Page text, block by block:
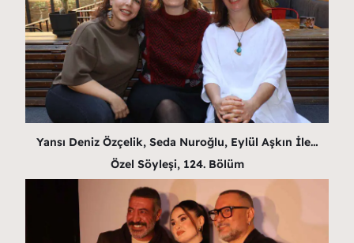
Yansı Deniz Özçelik, Seda Nuroğlu, Eylül Aşkın İle…
Özel Söyleşi, 124. Bölüm